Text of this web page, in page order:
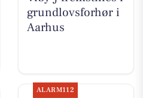
grundlovsforhør i
Aarhus
ALARM112